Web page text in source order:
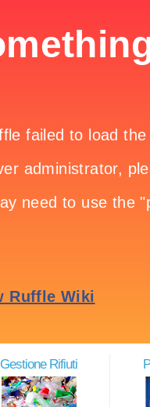
Gestione Rifiuti